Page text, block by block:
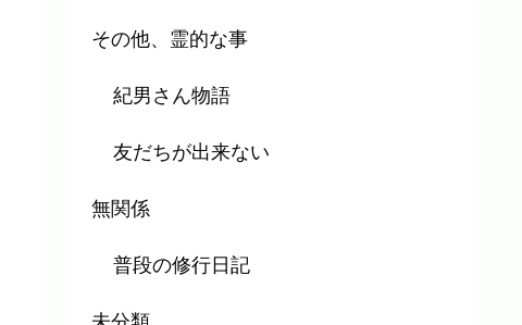
その他、霊的な事
紀男さん物語
友だちが出来ない
無関係
普段の修行日記